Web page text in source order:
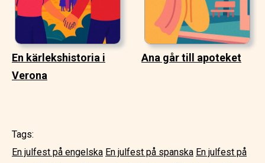
En kärlekshistoria i
Verona
Ana går till apoteket
Tags:
En julfest på engelska En julfest på spanska En julfest på